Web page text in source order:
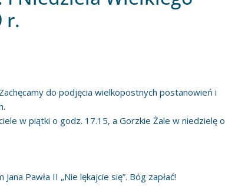
r.
do podjęcia wielkopostnych postanowień i
w piątki o godz. 17.15, a Gorzkie Żale w niedzielę o
Pawła II „Nie lękajcie się”. Bóg zapłać!